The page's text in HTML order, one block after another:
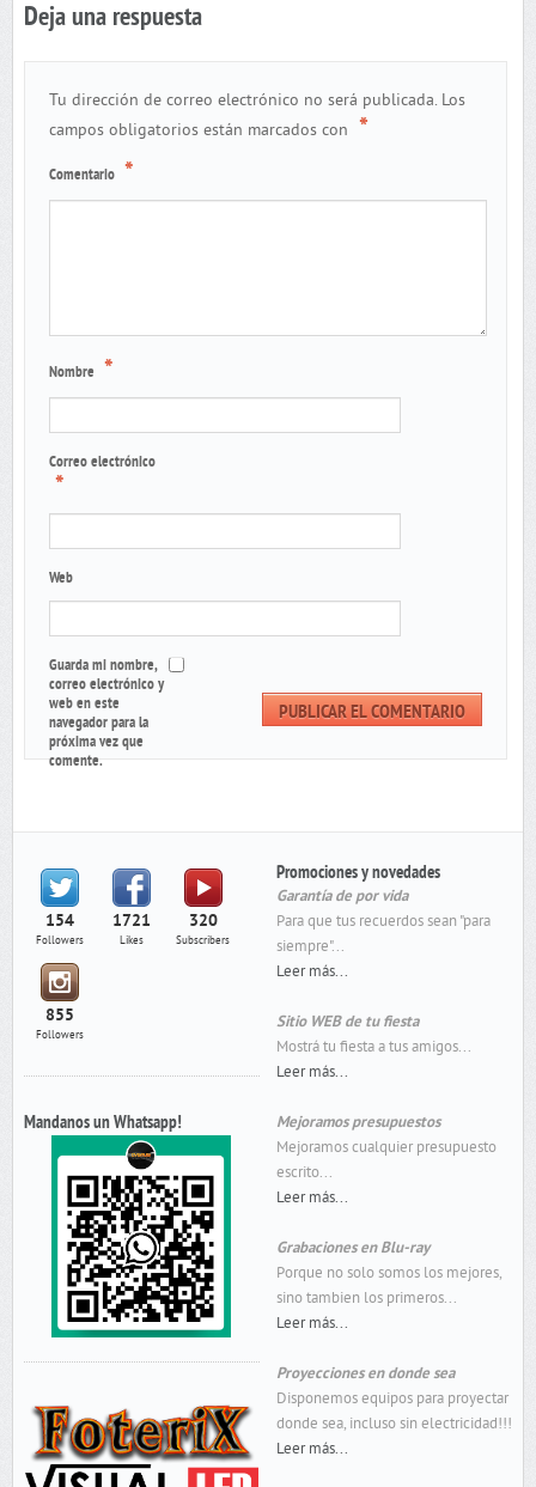
Deja una respuesta
Tu dirección de correo electrónico no será publicada. Los
campos obligatorios están marcados con *
Comentario *
Nombre *
Correo electrónico
*
Web
Guarda mi nombre,
correo electrónico y
web en este
navegador para la
próxima vez que
comente.
154
Followers
1721
Likes
320
Subscribers
855
Followers
Mandanos un Whatsapp!
Promociones y novedades
Garantía de por vida
Para que tus recuerdos sean "para
siempre"...
Leer más...
Sitio WEB de tu fiesta
Mostrá tu fiesta a tus amigos...
Leer más...
Mejoramos presupuestos
Mejoramos cualquier presupuesto
escrito...
Leer más...
Grabaciones en Blu-ray
Porque no solo somos los mejores,
sino tambien los primeros...
Leer más...
Proyecciones en donde sea
Disponemos equipos para proyectar
donde sea, incluso sin electricidad!!!
Leer más...